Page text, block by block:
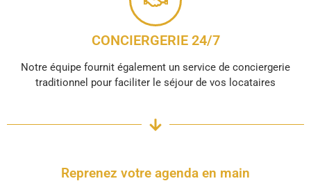
CONCIERGERIE 24/7
Notre équipe fournit également un service de conciergerie
traditionnel pour faciliter le séjour de vos locataires
Reprenez votre agenda en main